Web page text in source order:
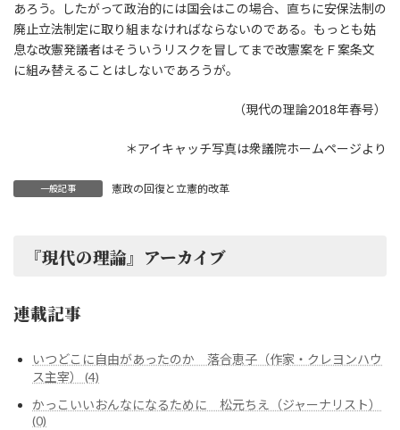
あろう。したがって政治的には国会はこの場合、直ちに安保法制の
廃止立法制定に取り組まなければならないのである。もっとも姑
息な改憲発議者はそういうリスクを冒してまで改憲案をＦ案条文
に組み替えることはしないであろうが。
（現代の理論2018年春号）
＊アイキャッチ写真は衆議院ホームページより
一般記事 憲政の回復と立憲的改革
『現代の理論』アーカイブ
連載記事
いつどこに自由があったのか 落合恵子（作家・クレヨンハウ
ス主宰） (4)
かっこいいおんなになるために 松元ちえ（ジャーナリスト）
(0)